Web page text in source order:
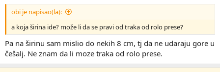
obi je napisao(la):
a koja širina ide? može li da se pravi od traka od rolo prese?
Pa na širinu sam mislio do nekih 8 cm, tj da ne udaraju gore u
češalj. Ne znam da li moze traka od rolo prese.